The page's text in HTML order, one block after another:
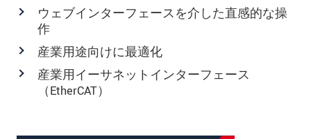
ウェブインターフェースを介した直感的な操
作
産業用途向けに最適化
産業用イーサネットインターフェース
（EtherCAT）